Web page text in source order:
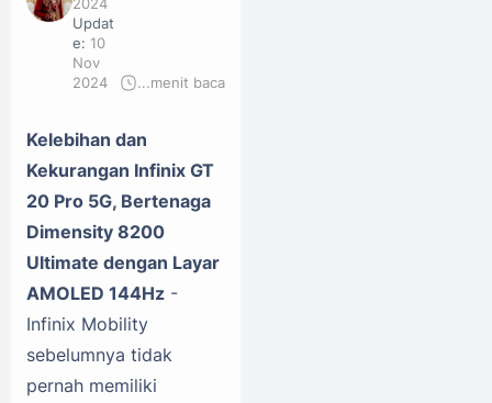
2024
Updat
e: 10
Nov
2024
... menit baca
Kelebihan dan
Kekurangan Infinix GT
20 Pro 5G, Bertenaga
Dimensity 8200
Ultimate dengan Layar
AMOLED 144Hz -
Infinix Mobility
sebelumnya tidak
pernah memiliki